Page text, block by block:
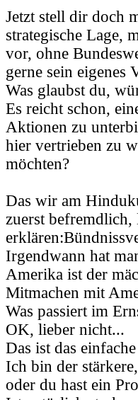
Jetzt stell dir doch
strategische Lage,
vor, ohne
gerne sein eigenes
Was glaubst du,
Es reicht schon,
Aktionen zu
hier vertrieben zu
möchten?
Das wir am
zuerst befremdlich,
Irgendwann hat
Amerika ist der
Mitmachen mit
Was passiert im
OK, lieber nicht...
Das ist das
Ich bin der
oder du hast ein